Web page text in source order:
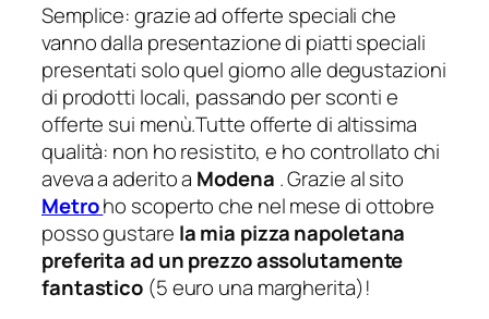
Semplice: grazie ad offerte speciali che
vanno dalla presentazione di piatti speciali
presentati solo quel giorno alle degustazioni
di prodotti locali, passando per sconti e
offerte sui menù.Tutte offerte di altissima
qualità: non ho resistito, e ho controllato chi
aveva a aderito a Modena . Grazie al sito
Metroho scoperto che nel mese di ottobre
posso gustare la mia pizza napoletana
preferita ad un prezzo assolutamente
fantastico (5 euro una margherita)!